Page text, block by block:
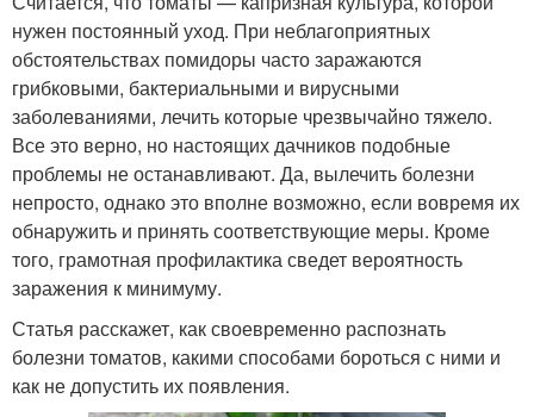
нужен постоянный уход. При неблагоприятных
обстоятельствах помидоры часто заражаются
грибковыми, бактериальными и вирусными
заболеваниями, лечить которые чрезвычайно тяжело.
Все это верно, но настоящих дачников подобные
проблемы не останавливают. Да, вылечить болезни
непросто, однако это вполне возможно, если вовремя их
обнаружить и принять соответствующие меры. Кроме
того, грамотная профилактика сведет вероятность
заражения к минимуму.
Статья расскажет, как своевременно распознать
болезни томатов, какими способами бороться с ними и
как не допустить их появления.